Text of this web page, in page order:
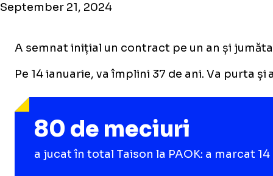
September 21, 2024
A semnat inițial un contract pe un an și
Pe 14 ianuarie, va împlini 37 de ani. Va purta
80 de meciuri
a jucat în total Taison la PAOK: a marcat